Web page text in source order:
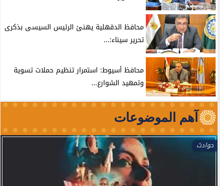
محافظ الدقهلية يهنئ الرئيس السيسى بذكرى
تحرير سيناء:...
محافظ أسيوط: استمرار تنظيم حملات تسوية
وتمهيد الشوارع...
آهم الموضوعات
حوادث